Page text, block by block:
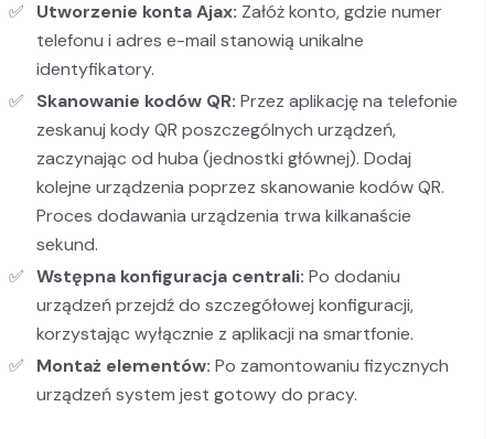
Utworzenie konta Ajax: Załóż konto, gdzie numer
telefonu i adres e-mail stanowią unikalne
identyfikatory.
Skanowanie kodów QR: Przez aplikację na telefonie
zeskanuj kody QR poszczególnych urządzeń,
zaczynając od huba (jednostki głównej). Dodaj
kolejne urządzenia poprzez skanowanie kodów QR.
Proces dodawania urządzenia trwa kilkanaście
sekund.
Wstępna konfiguracja centrali: Po dodaniu
urządzeń przejdź do szczegółowej konfiguracji,
korzystając wyłącznie z aplikacji na smartfonie.
Montaż elementów: Po zamontowaniu fizycznych
urządzeń system jest gotowy do pracy.